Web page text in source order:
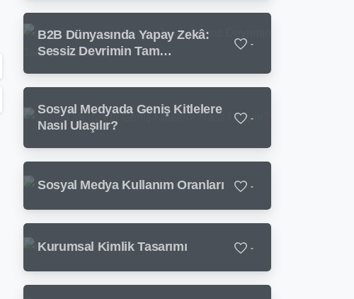
B2B Dünyasında Yapay Zekâ:
Sessiz Devrimin Tam
-
Sosyal Medyada Geniş Kitlelere
Nasıl Ulaşılır?
-
Sosyal Medya Kullanım Oranları -
Kurumsal Kimlik Tasarımı -